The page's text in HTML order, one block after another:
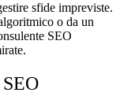
sfide impreviste.
o da un
SEO